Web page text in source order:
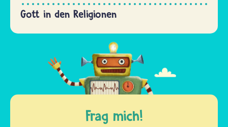
Gott in den Religionen
Frag mich!